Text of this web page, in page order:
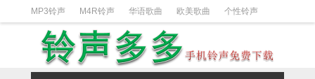
MP3铃声 M4R铃声 华语歌曲 欧美歌曲 个性铃声
日韩歌曲 动漫铃声 DJ铃声 短信铃声
iPhone铃声设置方法